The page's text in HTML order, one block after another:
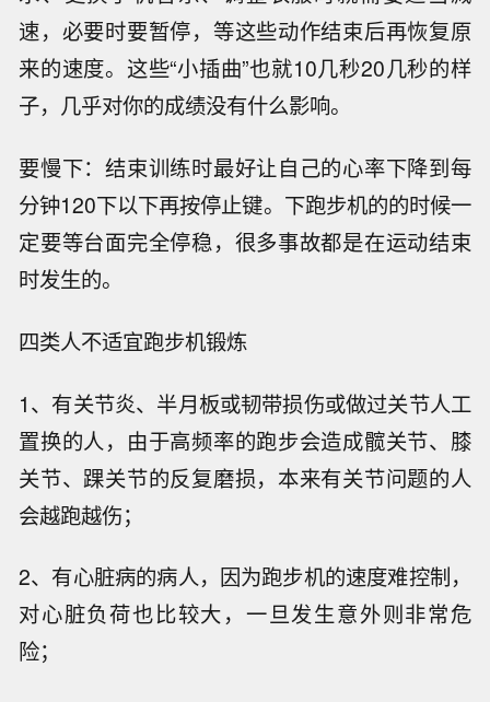
速，必要时要暂停，等这些动作结束后再恢复原
来的速度。这些“小插曲”也就10几秒20几秒的样
子，几乎对你的成绩没有什么影响。
要慢下：结束训练时最好让自己的心率下降到每
分钟120下以下再按停止键。下跑步机的的时候一
定要等台面完全停稳，很多事故都是在运动结束
时发生的。
四类人不适宜跑步机锻炼
1、有关节炎、半月板或韧带损伤或做过关节人工
置换的人，由于高频率的跑步会造成髋关节、膝
关节、踝关节的反复磨损，本来有关节问题的人
会越跑越伤；
2、有心脏病的病人，因为跑步机的速度难控制，
对心脏负荷也比较大，一旦发生意外则非常危
险；